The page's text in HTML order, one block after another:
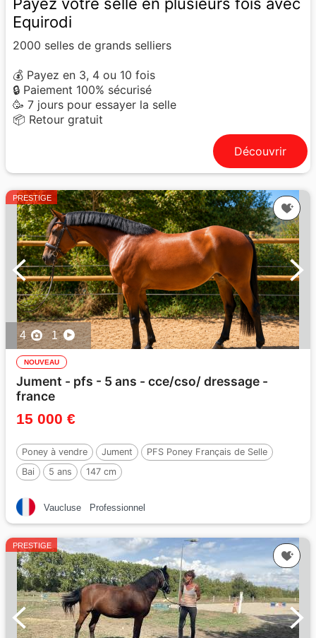
Equirodi
2000 selles de grands selliers
💰 Payez en 3, 4 ou 10 fois
🔒 Paiement 100% sécurisé
🥳 7 jours pour essayer la selle
📦 Retour gratuit
Découvrir
PRESTIGE
4 1
NOUVEAU
Jument - pfs - 5 ans - cce/cso/ dressage -
france
15 000 €
Poney à vendre Jument
PFS Poney Français de Selle
Bai
5 ans 147 cm
Vaucluse Professionnel
PRESTIGE